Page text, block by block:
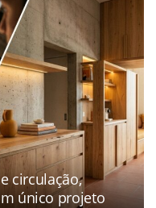
circulação,
único projeto